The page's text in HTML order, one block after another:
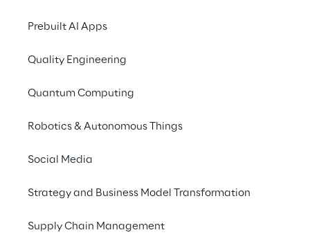
Prebuilt AI Apps
Quality Engineering
Quantum Computing
Robotics & Autonomous Things
Social Media
Strategy and Business Model Transformation
Supply Chain Management
From AI Listening to Agentic
with Martin Schmoll
Beyond the Hype: Pei Wang on